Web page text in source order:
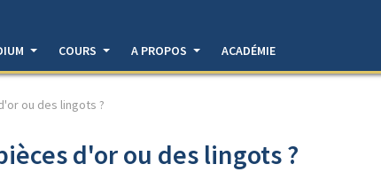
COURS A PROPOS ACADÉMIE
ou des lingots ?
d'or ou des lingots ?